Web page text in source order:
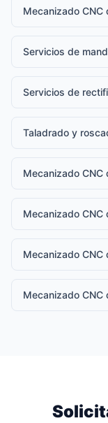
Mecanizado CNC
Servicios de
Servicios de
Taladrado y
Mecanizado CNC
Mecanizado CNC
Mecanizado CNC
Mecanizado CNC